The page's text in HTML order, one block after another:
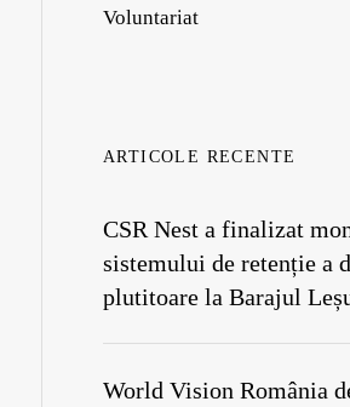
Voluntariat
ARTICOLE RECENTE
CSR Nest a finalizat
sistemului de retenție a
plutitoare la Barajul
World Vision România